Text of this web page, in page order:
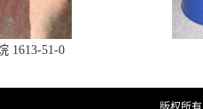
1613-51-0